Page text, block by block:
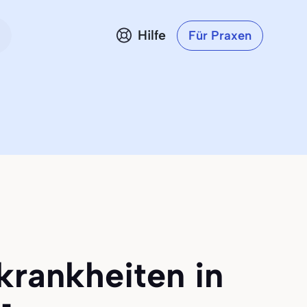
Hilfe Für Praxen
in